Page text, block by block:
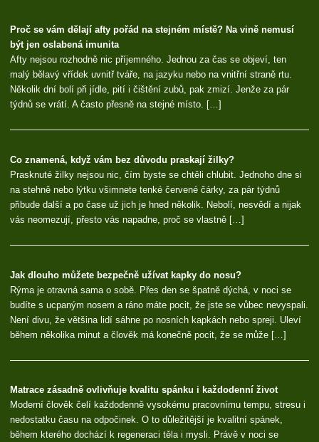
Proč se vám dělají afty pořád na stejném místě? Na vině nemusí
být jen oslabená imunita
Afty nejsou rozhodně nic příjemného. Jednou za čas se objeví, ten
malý bělavý vřídek uvnitř tváře, na jazyku nebo na vnitřní straně rtu.
Několik dní bolí při jídle, pití i čištění zubů, pak zmizí. Jenže za pár
týdnů se vrátí. A často přesně na stejné místo. […]
Co znamená, když vám bez důvodu praskají žilky?
Prasknuté žilky nejsou nic, čím byste se chtěli chlubit. Jednoho dne si
na stehně nebo lýtku všimnete tenké červené čárky, za pár týdnů
přibude další a po čase už jich je hned několik. Nebolí, nesvědí a nijak
vás neomezují, přesto vás napadne, proč se vlastně […]
Jak dlouho můžete bezpečně užívat kapky do nosu?
Rýma je otravná sama o sobě. Přes den se špatně dýchá, v noci se
budíte s ucpaným nosem a ráno máte pocit, že jste se vůbec nevyspali.
Není divu, že většina lidí sáhne po nosních kapkách nebo spreji. Uleví
během několika minut a člověk má konečně pocit, že se může […]
Matrace zásadně ovlivňuje kvalitu spánku i každodenní život
Moderní člověk čelí každodenně vysokému pracovnímu tempu, stresu i
nedostatku času na odpočinek. O to důležitější je kvalitní spánek,
během kterého dochází k regeneraci těla i mysli. Právě v noci se